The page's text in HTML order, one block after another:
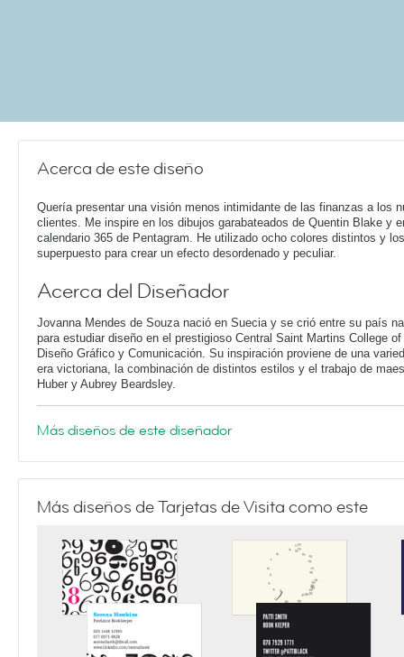
Acerca de este diseño
Quería presentar una visión menos intimidante de las finanzas a los
clientes. Me inspire en los dibujos garabateados de Quentin Blake y
calendario 365 de Pentagram. He utilizado ocho colores distintos y
superpuesto para crear un efecto desordenado y peculiar.
Acerca del Diseñador
Jovanna Mendes de Souza nació en Suecia y se crió entre su país
para estudiar diseño en el prestigioso Central Saint Martins College
Diseño Gráfico y Comunicación. Su inspiración proviene de una
era victoriana, la combinación de distintos estilos y el trabajo de
Huber y Aubrey Beardsley.
Más diseños de este diseñador
Más diseños de Tarjetas de Visita como este